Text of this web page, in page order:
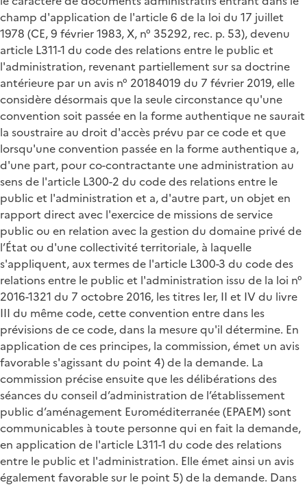
champ d'application de l'article 6 de la loi du 17 juillet
1978 (CE, 9 février 1983, X, n° 35292, rec. p. 53), devenu
article L311-1 du code des relations entre le public et
l'administration, revenant partiellement sur sa doctrine
antérieure par un avis n° 20184019 du 7 février 2019, elle
considère désormais que la seule circonstance qu'une
convention soit passée en la forme authentique ne saurait
la soustraire au droit d'accès prévu par ce code et que
lorsqu'une convention passée en la forme authentique a,
d'une part, pour co-contractante une administration au
sens de l'article L300-2 du code des relations entre le
public et l'administration et a, d'autre part, un objet en
rapport direct avec l'exercice de missions de service
public ou en relation avec la gestion du domaine privé de
l’État ou d'une collectivité territoriale, à laquelle
s'appliquent, aux termes de l'article L300-3 du code des
relations entre le public et l'administration issu de la loi n°
2016-1321 du 7 octobre 2016, les titres Ier, II et IV du livre
III du même code, cette convention entre dans les
prévisions de ce code, dans la mesure qu'il détermine. En
application de ces principes, la commission, émet un avis
favorable s'agissant du point 4) de la demande. La
commission précise ensuite que les délibérations des
séances du conseil d’administration de l’établissement
public d’aménagement Euroméditerranée (EPAEM) sont
communicables à toute personne qui en fait la demande,
en application de l'article L311-1 du code des relations
entre le public et l'administration. Elle émet ainsi un avis
également favorable sur le point 5) de la demande. Dans